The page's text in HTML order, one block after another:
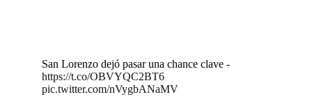
San Lorenzo dejó pasar una chance clave -
https://t.co/OBVYQC2BT6
pic.twitter.com/nVygbANaMV